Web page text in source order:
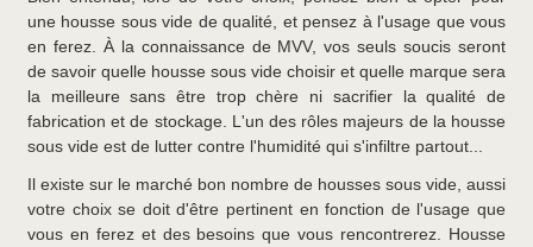
une housse sous vide de qualité, et pensez à l'usage que vous
en ferez. À la connaissance de MVV, vos seuls soucis seront
de savoir quelle housse sous vide choisir et quelle marque sera
la meilleure sans être trop chère ni sacrifier la qualité de
fabrication et de stockage. L'un des rôles majeurs de la housse
sous vide est de lutter contre l'humidité qui s'infiltre partout...
Il existe sur le marché bon nombre de housses sous vide, aussi
votre choix se doit d'être pertinent en fonction de l'usage que
vous en ferez et des besoins que vous rencontrerez. Housse